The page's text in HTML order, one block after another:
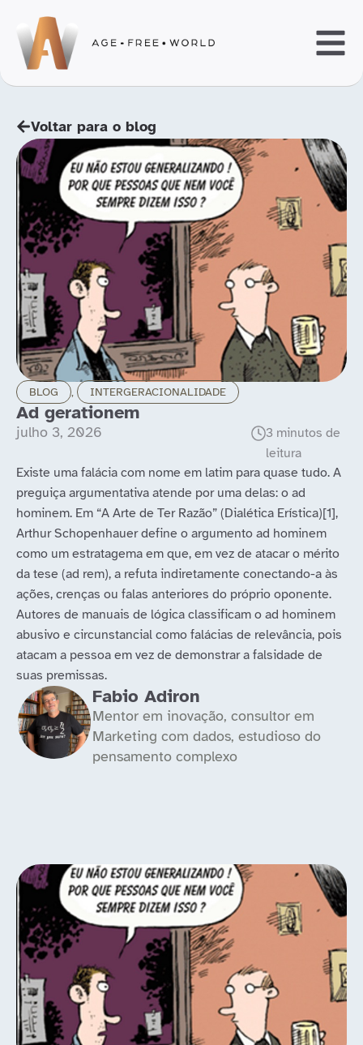
Voltar para o blog
BLOG , INTERGERACIONALIDADE
Ad gerationem
julho 3, 2026
Existe uma falácia com nome em latim para quase tudo. A
preguiça argumentativa atende por uma delas: o ad
hominem. Em “A Arte de Ter Razão” (Dialética Erística)[1],
Arthur Schopenhauer define o argumento ad hominem
como um estratagema em que, em vez de atacar o mérito
da tese (ad rem), a refuta indiretamente conectando-a às
ações, crenças ou falas anteriores do próprio oponente.
Autores de manuais de lógica classificam o ad hominem
abusivo e circunstancial como falácias de relevância, pois
atacam a pessoa em vez de demonstrar a falsidade de
suas premissas.
Fabio Adiron
Mentor em inovação, consultor em
Marketing com dados, estudioso do
pensamento complexo